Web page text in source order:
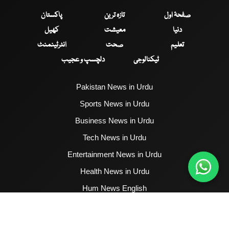
صفحۂ اول تازہ ترین
پاکستان
دنیا
معیشت
کھیل
تعلیم
صحت
انٹرٹینمنٹ
ٹیکنالوجی
دلچسپ و عجیب
Pakistan News in Urdu
Sports News in Urdu
Business News in Urdu
Tech News in Urdu
Entertainment News in Urdu
Health News in Urdu
Hum News English